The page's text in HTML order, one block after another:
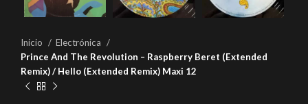
Inicio
Electrónica
Prince And The Revolution – Raspberry Beret (Extended
Remix) / Hello (Extended Remix) Maxi 12